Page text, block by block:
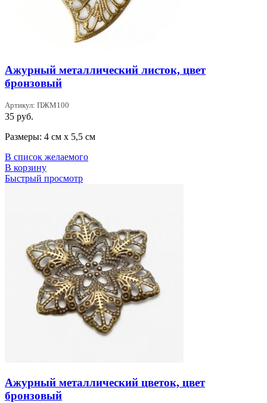
Ажурный металлический листок, цвет
бронзовый
Артикул: ПЖМ100
35 руб.
Размеры: 4 см х 5,5 см
В список желаемого
В корзину
Быстрый просмотр
Ажурный металлический цветок, цвет
бронзовый